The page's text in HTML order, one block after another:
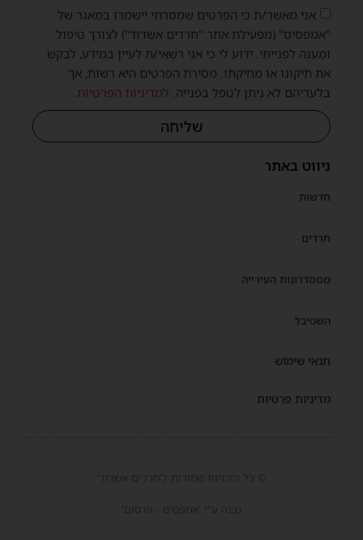
ניווט באתר
חדשות
חרדים
ממסדרונות העירייה
השטיבל
תנאי שימוש
מדיניות פרטיות
אני מאשר/ת כי הפרטים שמסרתי יישמרו במאגר של
"אמפסיס" (מפעילת אתר "חרדים אשדוד") לצורך טיפול
ומענה לפנייתי. ידוע לי כי אני רשאי/ת לעיין במידע, לבקש
את תיקונו או מחיקתו. מסירת הפרטים היא רשות, אך
בלעדיהם לא ניתן לטפל בפנייה. למדיניות הפרטיות.
שליחה
© כל הזכויות שמורות ל'חרדים אשדוד'
נבנה ע"י 'אמפסיס - פרסום'